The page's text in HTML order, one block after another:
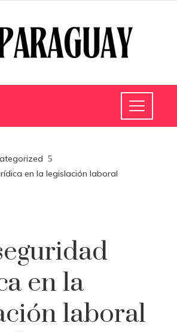
en la legislación laboral
en la
laboral